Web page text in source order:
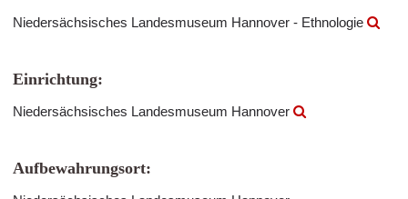
Niedersächsisches Landesmuseum Hannover - Ethnologie
Einrichtung:
Niedersächsisches Landesmuseum Hannover
Aufbewahrungsort: